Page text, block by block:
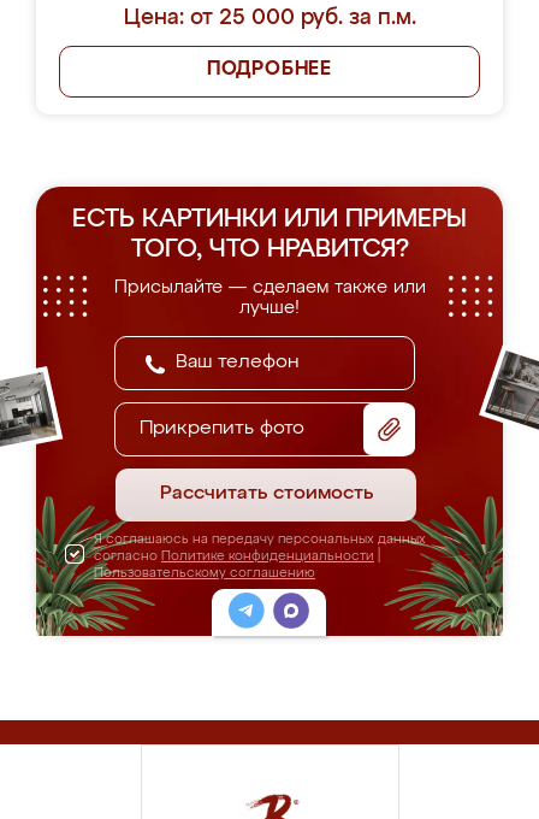
Цена: от 25 000 руб. за п.м.
ПОДРОБНЕЕ
ЕСТЬ КАРТИНКИ ИЛИ ПРИМЕРЫ
ТОГО, ЧТО НРАВИТСЯ?
Присылайте — сделаем также или
лучше!
Прикрепить фото
Рассчитать стоимость
Я соглашаюсь на передачу персональных данных
согласно Политике конфиденциальности
Пользовательскому соглашению